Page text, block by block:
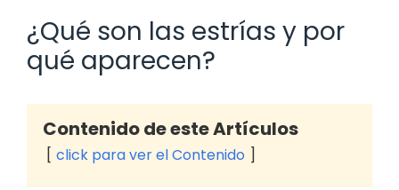
¿Qué son las estrías y por
qué aparecen?
Contenido de este Artículos
click para ver el Contenido